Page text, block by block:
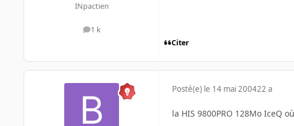
INpactien
1 k
messages
Citer
Posté(e) le 14 mai 200422 a
la HIS 9800PRO 128Mo IceQ